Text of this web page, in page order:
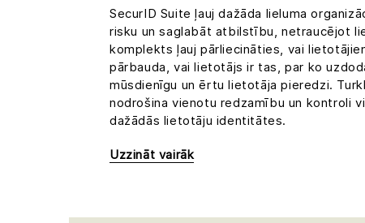
SecurID Suite ļauj dažāda lieluma
risku un saglabāt atbilstību, netraucējot
komplekts ļauj pārliecināties, vai
pārbauda, vai lietotājs ir tas, par ko
mūsdienīgu un ērtu lietotāja pieredzi.
nodrošina vienotu redzamību un kontroli
dažādās lietotāju identitātes.
Uzzināt vairāk